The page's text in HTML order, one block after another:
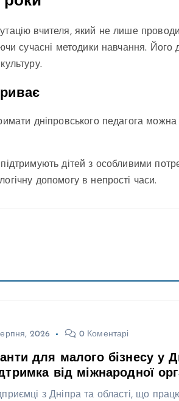
вчителя, який не лише
сучасні методики навчання. Його
дніпровського педагога можна
дітей з особливими
допомогу в непрості часи.
2026 0 Коментарі
для малого бізнесу у
від міжнародної
з Дніпра та області, що